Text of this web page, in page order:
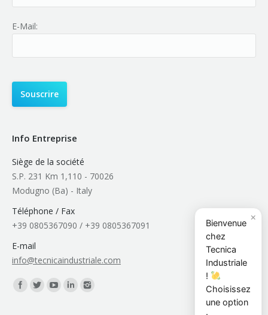
E-Mail:
Info Entreprise
Siège de la société
S.P. 231 Km 1,110 - 70026
Modugno (Ba) - Italy
Téléphone / Fax
+39 0805367090 / +39 0805367091
E-mail
info@tecnicaindustriale.com
Trouvez nous sur :
×
Bienvenue
chez
Tecnica
Industriale
!
Choisissez
une option